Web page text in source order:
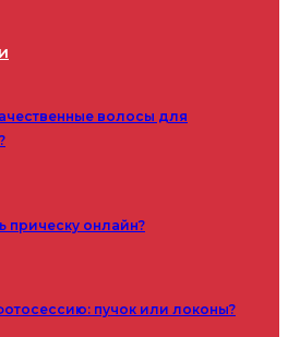
волосы для
прическу онлайн?
пучок или локоны?